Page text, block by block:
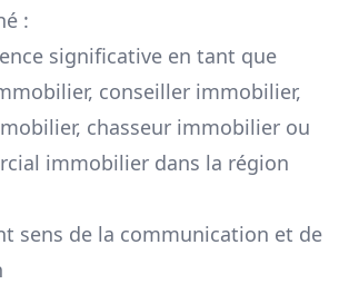
:
significative en tant que
conseiller immobilier,
chasseur immobilier ou
immobilier dans la région
sens de la communication et de